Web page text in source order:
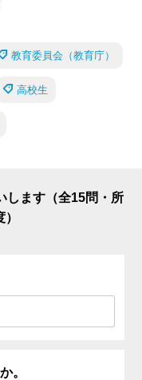
教育委員会（教育庁）
高校生
します（全15問・所
。